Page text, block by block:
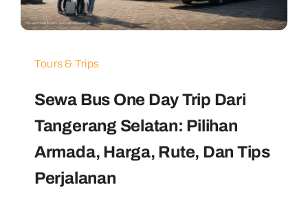
Tours & Trips
Sewa Bus One Day Trip Dari
Tangerang Selatan: Pilihan
Armada, Harga, Rute, Dan Tips
Perjalanan